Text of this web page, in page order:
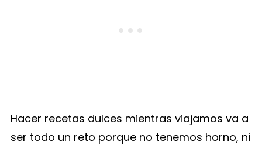
Hacer recetas dulces mientras viajamos va a
ser todo un reto porque no tenemos horno, ni